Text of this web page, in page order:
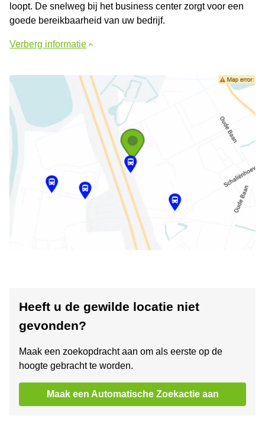
loopt. De snelweg bij het business center zorgt voor een
goede bereikbaarheid van uw bedrijf.
Verberg informatie
Heeft u de gewilde locatie niet
gevonden?
Maak een zoekopdracht aan om als eerste op de
hoogte gebracht te worden.
Maak een Automatische Zoekactie aan